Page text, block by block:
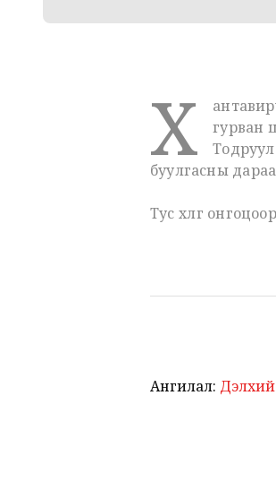
Х
гурван
буулгасны
Тус хөлөг
Ангилал: Дэлхий